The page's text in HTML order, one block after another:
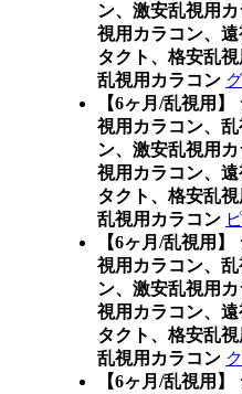
ン、激安乱視用
視用カラコン、
タクト、格安乱
乱視用カラコン
【6ヶ月/乱視用
視用カラコン、
ン、激安乱視用
視用カラコン、
タクト、格安乱
乱視用カラコン
【6ヶ月/乱視用
視用カラコン、
ン、激安乱視用
視用カラコン、
タクト、格安乱
乱視用カラコン
【6ヶ月/乱視用